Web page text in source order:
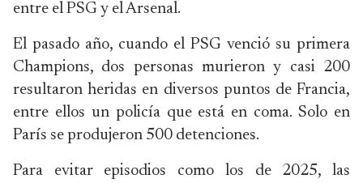
entre el PSG y el Arsenal.
El pasado año, cuando el PSG venció su primera
Champions, dos personas murieron y casi 200
resultaron heridas en diversos puntos de Francia,
entre ellos un policía que está en coma. Solo en
París se produjeron 500 detenciones.
Para evitar episodios como los de 2025, las